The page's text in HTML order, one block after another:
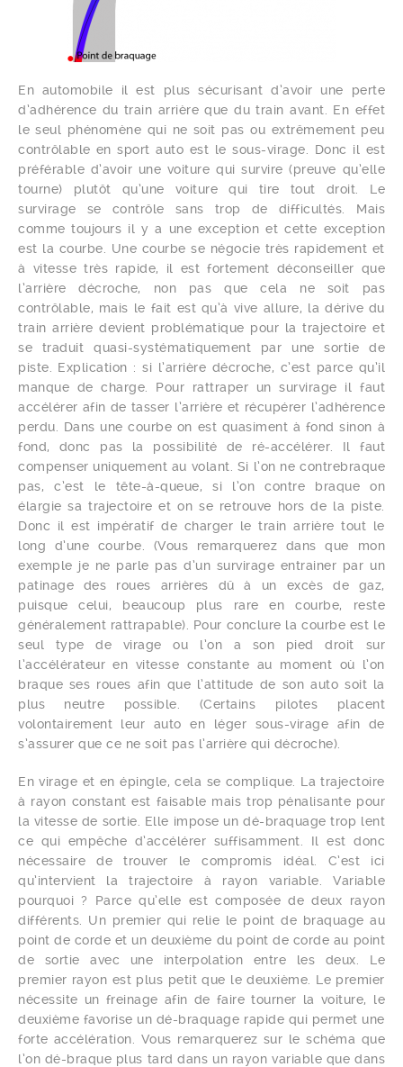
En automobile il est plus sécurisant d’avoir une perte
d’adhérence du train arrière que du train avant. En effet
le seul phénomène qui ne soit pas ou extrêmement peu
contrôlable en sport auto est le sous-virage. Donc il est
préférable d’avoir une voiture qui survire (preuve qu’elle
tourne) plutôt qu’une voiture qui tire tout droit. Le
survirage se contrôle sans trop de difficultés. Mais
comme toujours il y a une exception et cette exception
est la courbe. Une courbe se négocie très rapidement et
à vitesse très rapide, il est fortement déconseiller que
l’arrière décroche, non pas que cela ne soit pas
contrôlable, mais le fait est qu’à vive allure, la dérive du
train arrière devient problématique pour la trajectoire et
se traduit quasi-systématiquement par une sortie de
piste. Explication : si l’arrière décroche, c’est parce qu’il
manque de charge. Pour rattraper un survirage il faut
accélérer afin de tasser l’arrière et récupérer l’adhérence
perdu. Dans une courbe on est quasiment à fond sinon à
fond, donc pas la possibilité de ré-accélérer. Il faut
compenser uniquement au volant. Si l’on ne contrebraque
pas, c’est le tête-à-queue, si l’on contre braque on
élargie sa trajectoire et on se retrouve hors de la piste.
Donc il est impératif de charger le train arrière tout le
long d’une courbe. (Vous remarquerez dans que mon
exemple je ne parle pas d’un survirage entrainer par un
patinage des roues arrières dû à un excès de gaz,
puisque celui, beaucoup plus rare en courbe, reste
généralement rattrapable). Pour conclure la courbe est le
seul type de virage ou l’on a son pied droit sur
l’accélérateur en vitesse constante au moment où l’on
braque ses roues afin que l’attitude de son auto soit la
plus neutre possible. (Certains pilotes placent
volontairement leur auto en léger sous-virage afin de
s’assurer que ce ne soit pas l’arrière qui décroche).
En virage et en épingle, cela se complique. La trajectoire
à rayon constant est faisable mais trop pénalisante pour
la vitesse de sortie. Elle impose un dé-braquage trop lent
ce qui empêche d’accélérer suffisamment. Il est donc
nécessaire de trouver le compromis idéal. C’est ici
qu’intervient la trajectoire à rayon variable. Variable
pourquoi ? Parce qu’elle est composée de deux rayon
différents. Un premier qui relie le point de braquage au
point de corde et un deuxième du point de corde au point
de sortie avec une interpolation entre les deux. Le
premier rayon est plus petit que le deuxième. Le premier
nécessite un freinage afin de faire tourner la voiture, le
deuxième favorise un dé-braquage rapide qui permet une
forte accélération. Vous remarquerez sur le schéma que
l’on dé-braque plus tard dans un rayon variable que dans